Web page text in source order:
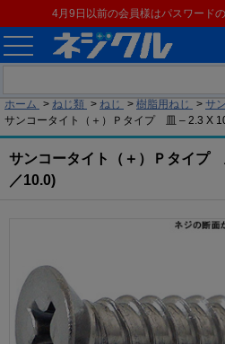
4月9日以前の会員様はパスワード
ホーム > ねじ類 > ねじ > 樹脂用ねじ > サ
サンコータイト（＋）Ｐタイプ 皿 – 2.3 X
サンコータイト（＋）Ｐタイプ
／10.0)